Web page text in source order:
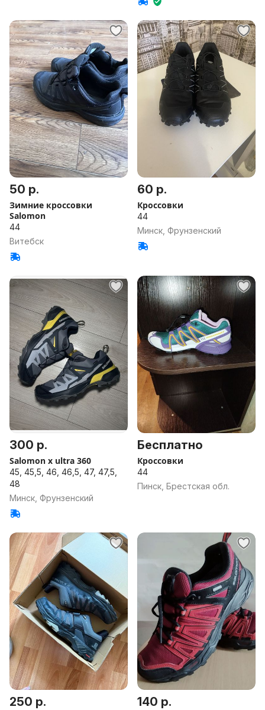
50 р.
Зимние кроссовки
Salomon
44
Витебск
60 р.
Кроссовки
44
Минск, Фрунзенский
300 р.
Salomon x ultra 360
45, 45,5, 46, 46,5, 47, 47,5,
48
Минск, Фрунзенский
Бесплатно
Кроссовки
44
Пинск, Брестская обл.
250 р. 140 р.